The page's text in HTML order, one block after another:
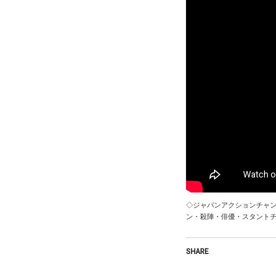
◇ジャパンアクションチャ
ン・殺陣・俳優・スタント
SHARE